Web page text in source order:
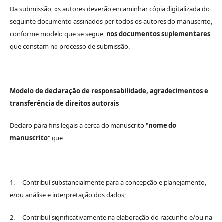
Da submissão, os autores deverão encaminhar cópia digitalizada do
seguinte documento assinados por todos os autores do manuscrito,
conforme modelo que se segue, nos documentos suplementares
que constam no processo de submissão.
Modelo de declaração de responsabilidade, agradecimentos e
transferência de direitos autorais
Declaro para fins legais a cerca do manuscrito "nome do
manuscrito" que
1. Contribuí substancialmente para a concepção e planejamento,
e/ou análise e interpretação dos dados;
2. Contribuí significativamente na elaboração do rascunho e/ou na